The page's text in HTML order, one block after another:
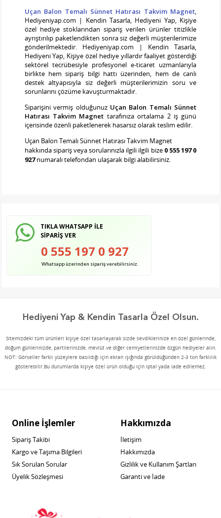
Uçan Balon Temalı Sünnet Hatırası Takvim Magnet,
Hediyeniyap.com | Kendin Tasarla, Hediyeni Yap, Kişiye
özel hediye stoklarından sipariş verilen ürünler titizlikle
ayrıştırılıp paketlendikten sonra siz değerli müşterilerimize
gönderilmektedir. Hediyeniyap.com | Kendin Tasarla,
Hediyeni Yap, Kişiye özel hediye yıllardır faaliyet gösterdiği
sektörel tecrübesiyle profesyonel e-ticaret uzmanlarıyla
birlikte hem sipariş bilgi hattı üzerinden, hem de canlı
destek altyapısıyla siz değerli müşterilerimizin soru ve
sorunlarını çözüme kavuşturmaktadır.
Siparişini vermiş olduğunuz Uçan Balon Temalı Sünnet
Hatırası Takvim Magnet tarafınıza ortalama 2 iş günü
içerisinde özenli paketlenerek hasarsız olarak teslim edilir.
Uçan Balon Temalı Sünnet Hatırası Takvim Magnet
hakkında sipariş veya sorularınızla ilgili ilgili bize 0 555 197 0
927numaralı telefondan ulaşarak bilgi alabilirsiniz.
TIKLA WHATSAPP İLE
SİPARİŞ VER
0 555 197 0 927
Whatsapp üzerinden sipariş verebilirsiniz.
Hediyeni Yap & Kendin Tasarla Özel Olsun.
Sitemizdeki tüm ürünleri kişiye özel tasarlayarak sizde sevdiklerinize en özel günlerinde,
doğum günlerinizde, partilerinizde, mevlüt ve diğer cemiyetlerinizde özgün hediyeler alın.
NOT: Görseller farklı yüzeylere basıldığı için ekran ışığında görüldüğünden 2-3 ton farklılık
gösterebilir.Bu durumlarda kişiye özel ürün olduğu için iptal yada iade edilemez.
Online İşlemler
Sipariş Takibi
Kargo ve Taşıma Bilgileri
Sık Sorulan Sorular
Üyelik Sözleşmesi
Hakkımızda
İletişim
Hakkımızda
Gizlilik ve Kullanım Şartları
Garanti ve İade